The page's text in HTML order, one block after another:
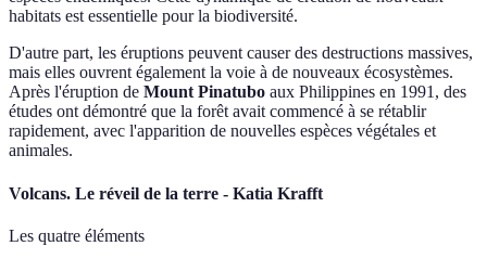
habitats est essentielle pour la biodiversité.
D'autre part, les éruptions peuvent causer des destructions massives,
mais elles ouvrent également la voie à de nouveaux écosystèmes.
Après l'éruption de Mount Pinatubo aux Philippines en 1991, des
études ont démontré que la forêt avait commencé à se rétablir
rapidement, avec l'apparition de nouvelles espèces végétales et
animales.
Volcans. Le réveil de la terre - Katia Krafft
Les quatre éléments